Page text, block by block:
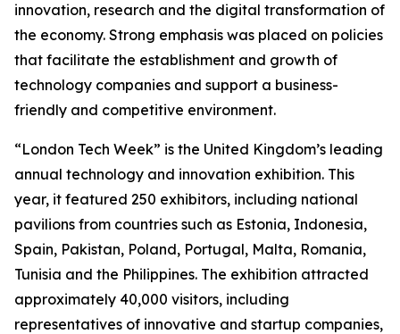
innovation, research and the digital transformation of
the economy. Strong emphasis was placed on policies
that facilitate the establishment and growth of
technology companies and support a business-
friendly and competitive environment.
“London Tech Week” is the United Kingdom’s leading
annual technology and innovation exhibition. This
year, it featured 250 exhibitors, including national
pavilions from countries such as Estonia, Indonesia,
Spain, Pakistan, Poland, Portugal, Malta, Romania,
Tunisia and the Philippines. The exhibition attracted
approximately 40,000 visitors, including
representatives of innovative and startup companies,